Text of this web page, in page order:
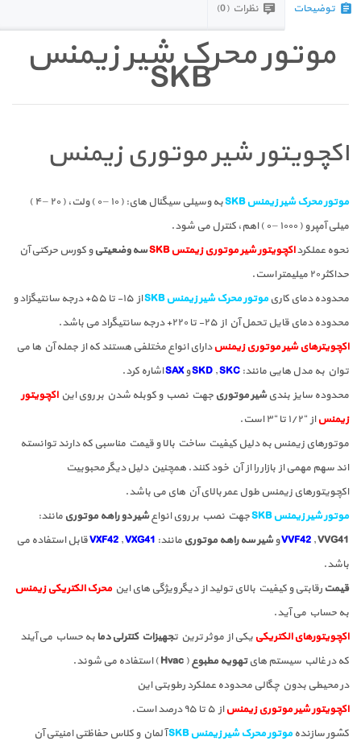
توضیحات نظرات (0)
موتور محرک شیر زیمنس
SKB
اکچویتور شیر موتوری زیمنس
موتور محرک شیر زیمنس SKB
به وسیلی سیگنال های: ( ۱۰ – ۰ ) ولت، ( ۲۰ – ۴ )
میلی آمپر و ( ۱۰۰۰ – ۰ ) اهم، کنترل می شود.
نحوه عملکرداکچویتور شیر موتوری زیمتس SKB سه وضعیتیو کورس حرکتی آن
حداکثر ۲۰ میلیمتر است.
محدوده دمای کاریموتور محرک شیر زیمنس SKB
از ۱۵- تا ۵۵+ درجه سانتیگزاد و
محدوده دمای قایل تحمل آن از ۲۵- تا ۲۲۰+ درجه سانتیگراد می باشد.
اکچویترهای شیر موتوری زیمنسدارای انواع مختلفی هستند که از جمله آن ها می
توان به مدل هایی مانند: SKC
,
SKDوSAXاشاره کرد.
محدوده سایز بندیشیر موتوری جهت نصب و کوبله شدن بر روی ایناکچویتور
زیمنساز “۱/۲ تا “۳ است.
موتورهای زیمنس به دلیل کیفیت ساخت بالا و قیمت مناسبی که دارند توانسته
اند سهم مهمی از بازار را از آن خود کنند. همچنین دلیل دیگر محبوبیت
اکچویتورهای زیمنس طول عمر بالای آن های می باشد.
موتور شیر زیمنس SKB
جهت نصب بر روی انواعشیر دو راهه موتوری مانند:
VVG41
,
VVF42وشیر سه راهه موتوری مانند: VXG41
,
VXF42قابل استفاده می
باشد.
قیمت رقابتی و کیفیت بالای تولید از دیگر ویژگی های اینمحرک الکتریکی زیمنس
به حساب می آید.
اکچویتورهای الکتریکی یکی از موثر ترین تجهیزات کنترلی دما به حساب می آیند
که در غالب سیستم هایتهویه مطبوع(
Hvac) استفاده می شوند.
در محیطی بدون چگالی محدوده عملکرد رطوبتی این
اکچویتور شیر موتوری زیمنساز ۵ تا ۹۵ درصد است.
کشور سازندهموتور محرک شیر زیمنس SKB آلمان و کلاس حفاظتی امنیتی آن